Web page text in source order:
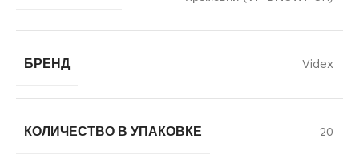
БРЕНД Videx
КОЛИЧЕСТВО В УПАКОВКЕ 20